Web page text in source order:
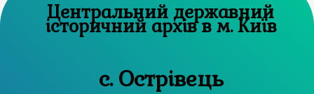
Центральний державний
історичний архів в м. Київ
с. Острівець